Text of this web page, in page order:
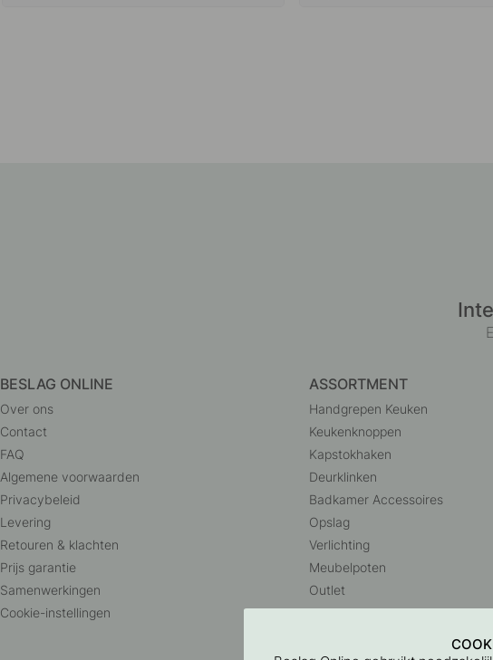
BESLAG ONLINE
Over ons
Contact
FAQ
Algemene voorwaarden
Privacybeleid
Levering
Retouren & klachten
Prijs garantie
Samenwerkingen
Cookie-instellingen
ASSORTMENT
Handgrepen Keuken
Keukenknoppen
Kapstokhaken
Deurklinken
Badkamer Accessoires
Opslag
Verlichting
Meubelpoten
Outlet